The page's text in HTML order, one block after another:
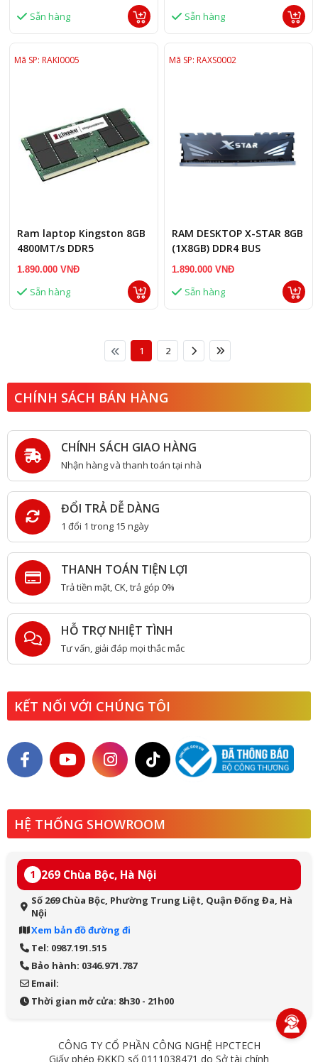
Sẵn hàng Sẵn hàng
Mã SP: RAKI0005
Ram laptop Kingston 8GB
4800MT/s DDR5
KVR48S40BS6-8
1.890.000 VNĐ
Sẵn hàng
Mã SP: RAXS0002
RAM DESKTOP X-STAR 8GB
(1X8GB) DDR4 BUS
3200MHZ BLACK
1.890.000 VNĐ
Sẵn hàng
1 2
CHÍNH SÁCH BÁN HÀNG
CHÍNH SÁCH GIAO HÀNG
Nhận hàng và thanh toán tại nhà
ĐỔI TRẢ DỄ DÀNG
1 đổi 1 trong 15 ngày
THANH TOÁN TIỆN LỢI
Trả tiền mặt, CK, trả góp 0%
HỖ TRỢ NHIỆT TÌNH
Tư vấn, giải đáp mọi thắc mắc
KẾT NỐI VỚI CHÚNG TÔI
HỆ THỐNG SHOWROOM
1 269 Chùa Bộc, Hà Nội
Số 269 Chùa Bộc, Phường Trung Liệt, Quận Đống Đa, Hà
Nội
Xem bản đồ đường đi
Tel: 0987.191.515
Bảo hành: 0346.971.787
Email:
Thời gian mở cửa: 8h30 - 21h00
CÔNG TY CỔ PHẦN CÔNG NGHỆ HPCTECH
Giấy phép ĐKKD số 0111038471 do Sở tài chính